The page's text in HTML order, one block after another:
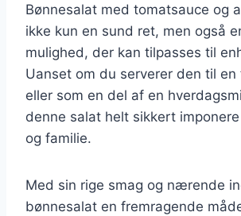
Bønnesalat med tomatsauce og
ikke kun en sund ret, men også
mulighed, der kan tilpasses til
Uanset om du serverer den til
eller som en del af en
denne salat helt sikkert
og familie.
Med sin rige smag og nærende
bønnesalat en fremragende